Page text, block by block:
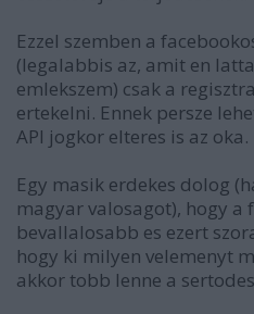
Ezzel szemben a
(legalabbis az, amit en
emlekszem) csak a
ertekelni. Ennek persze
API jogkor elteres is az oka.
Egy masik erdekes dolog
magyar valosagot), hogy a
bevallalosabb es ezert
hogy ki milyen velemenyt
akkor tobb lenne a